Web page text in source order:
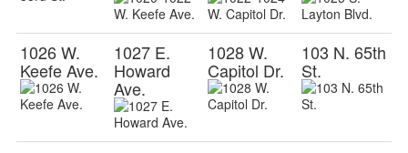
1026 W.
Keefe Ave.
1027 E.
Howard
Ave.
1028 W.
Capitol Dr.
103 N. 65th
St.